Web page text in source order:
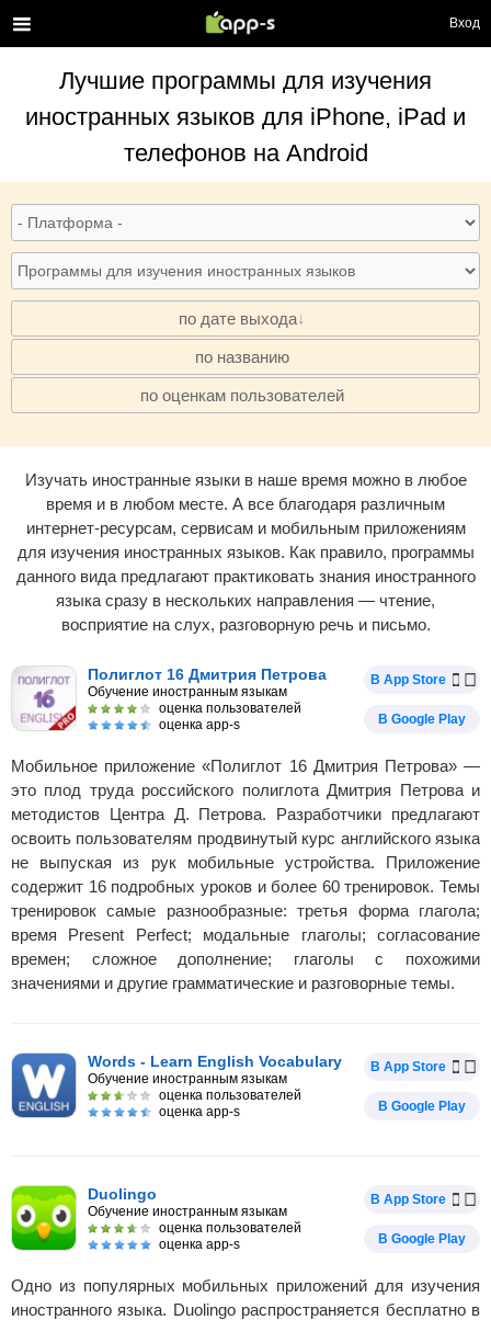
Вход
Лучшие программы для изучения
иностранных языков для iPhone, iPad и
телефонов на Android
по дате выхода
· по названию
· по оценкам пользователей
Изучать иностранные языки в наше время можно в любое
время и в любом месте. А все благодаря различным
интернет-ресурсам, сервисам и мобильным приложениям
для изучения иностранных языков. Как правило, программы
данного вида предлагают практиковать знания иностранного
языка сразу в нескольких направления — чтение,
восприятие на слух, разговорную речь и письмо.
Полиглот 16 Дмитрия Петрова
Обучение иностранным языкам
оценка пользователей
оценка app-s
В App Store
В Google Play
Мобильное приложение «Полиглот 16 Дмитрия Петрова» —
это плод труда российского полиглота Дмитрия Петрова и
методистов Центра Д. Петрова. Разработчики предлагают
освоить пользователям продвинутый курс английского языка
не выпуская из рук мобильные устройства. Приложение
содержит 16 подробных уроков и более 60 тренировок. Темы
тренировок самые разнообразные: третья форма глагола;
время Present Perfect; модальные глаголы; согласование
времен; сложное дополнение; глаголы с похожими
значениями и другие грамматические и разговорные темы.
Words - Learn English Vocabulary
Обучение иностранным языкам
оценка пользователей
оценка app-s
В App Store
В Google Play
Duolingo
Обучение иностранным языкам
оценка пользователей
оценка app-s
В App Store
В Google Play
Одно из популярных мобильных приложений для изучения
иностранного языка. Duolingo распространяется бесплатно в